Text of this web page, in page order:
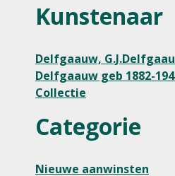
Kunstenaar
Delfgaauw,
Delfgaauw geb 1882-
Collectie
Categorie
Nieuwe aanwinsten